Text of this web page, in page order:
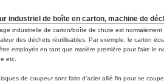
industriel de boîte en carton, machine de
industrielle de carton/boîte de chute est
des déchets réutilisables. Par exemple, le carton
employés en tant que matière première pour faire le
etc.
de coupeur sont faits d'acier allié fin pour se